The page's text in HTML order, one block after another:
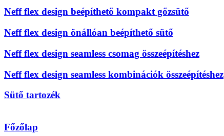
Neff flex design beépíthető kompakt gőzsütő
Neff flex design önállóan beépíthető sütő
Neff flex design seamless csomag összeépítéshez
Neff flex design seamless kombinációk összeépítéshez
Sütő tartozék
Főzőlap